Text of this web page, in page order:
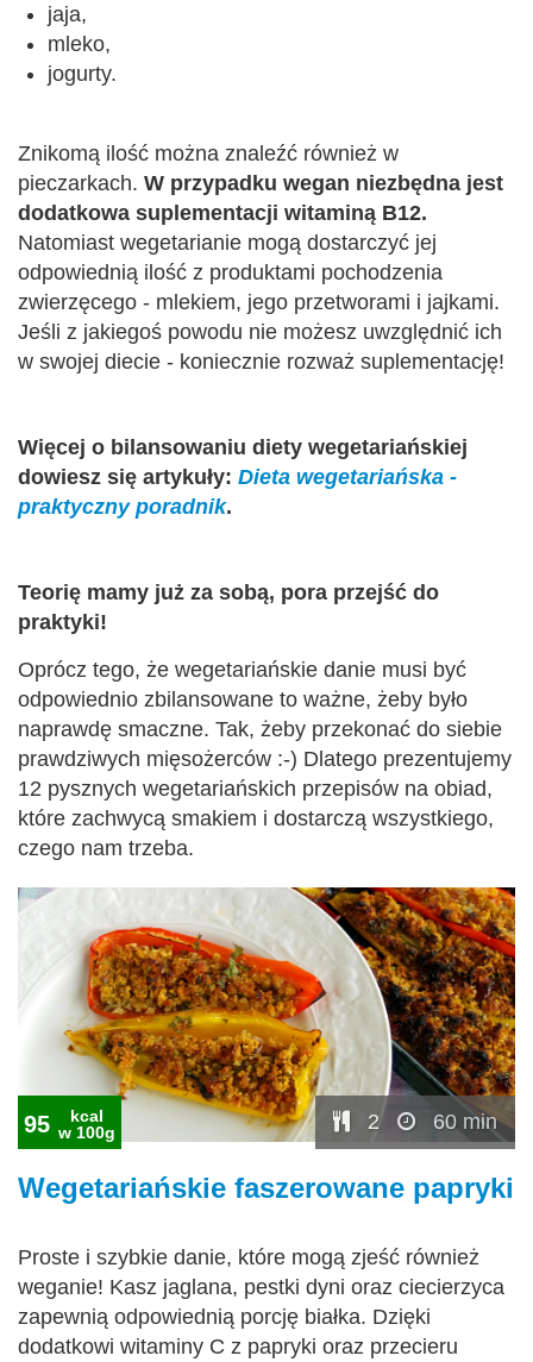
jaja,
mleko,
jogurty.
Znikomą ilość można znaleźć również w
pieczarkach. W przypadku wegan niezbędna jest
dodatkowa suplementacji witaminą B12.
Natomiast wegetarianie mogą dostarczyć jej
odpowiednią ilość z produktami pochodzenia
zwierzęcego - mlekiem, jego przetworami i jajkami.
Jeśli z jakiegoś powodu nie możesz uwzględnić ich
w swojej diecie - koniecznie rozważ suplementację!
Więcej o bilansowaniu diety wegetariańskiej
dowiesz się artykuły: Dieta wegetariańska -
praktyczny poradnik.
Teorię mamy już za sobą, pora przejść do
praktyki!
Oprócz tego, że wegetariańskie danie musi być
odpowiednio zbilansowane to ważne, żeby było
naprawdę smaczne. Tak, żeby przekonać do siebie
prawdziwych mięsożerców :-) Dlatego prezentujemy
12 pysznych wegetariańskich przepisów na obiad,
które zachwycą smakiem i dostarczą wszystkiego,
czego nam trzeba.
95
kcal
w 100g
2 60 min
Wegetariańskie faszerowane papryki
Proste i szybkie danie, które mogą zjeść również
weganie! Kasz jaglana, pestki dyni oraz ciecierzyca
zapewnią odpowiednią porcję białka. Dzięki
dodatkowi witaminy C z papryki oraz przecieru